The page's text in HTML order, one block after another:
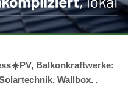
Balkonkraftwerke:
Wallbox. ,